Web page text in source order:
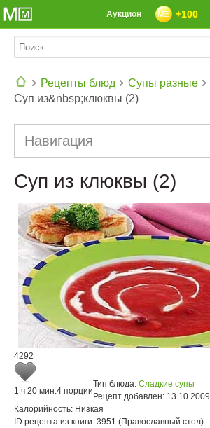
+100
Аукцион
Рецепты блюд Супы разные
Суп из&nbsp;клюквы (2)
Навигация
Суп из клюквы (2)
4292
1 ч 20 мин.4 порции
Тип блюда: Сладкие супы
Рецепт добавлен: 13.10.2009
Калорийность: Низкая
ID рецепта из книги: 3951 (Православный стол)